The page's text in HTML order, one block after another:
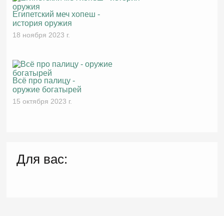
Египетский меч хопеш -
история оружия
18 ноября 2023 г.
Всё про палицу -
оружие богатырей
15 октября 2023 г.
Для вас: